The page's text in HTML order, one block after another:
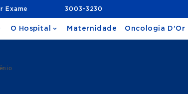
Exame 3003-3230
O Hospital Maternidade Oncologia D'Or